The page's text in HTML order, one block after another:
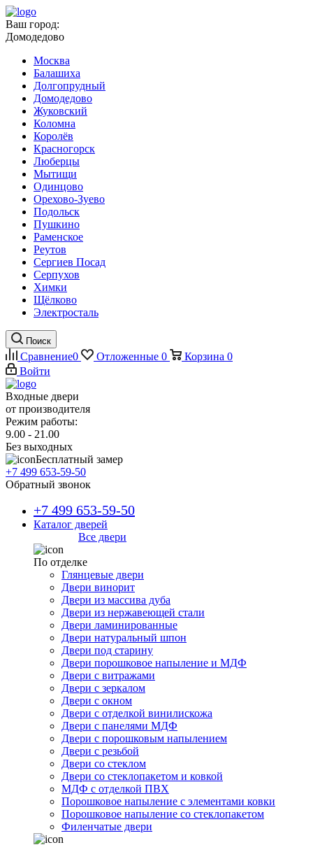
Ваш город:
Домодедово
Москва
Балашиха
Долгопрудный
Домодедово
Жуковский
Коломна
Королёв
Красногорск
Люберцы
Мытищи
Одинцово
Орехово-Зуево
Подольск
Пушкино
Раменское
Реутов
Сергиев Посад
Серпухов
Химки
Щёлково
Электросталь
Поиск
Сравнение0 Отложенные 0 Корзина 0
Войти
Входные двери
от производителя
Режим работы:
9.00 - 21.00
Без выходных
Бесплатный замер
+7 499 653-59-50
Обратный звонок
+7 499 653-59-50
Каталог дверей
Все двери
По отделке
Глянцевые двери
Двери винорит
Двери из массива дуба
Двери из нержавеющей стали
Двери ламинированные
Двери натуральный шпон
Двери под старину
Двери порошковое напыление и МДФ
Двери с витражами
Двери с зеркалом
Двери с окном
Двери с отделкой винилискожа
Двери с панелями МДФ
Двери с порошковым напылением
Двери с резьбой
Двери со стеклом
Двери со стеклопакетом и ковкой
МДФ с отделкой ПВХ
Порошковое напыление с элементами ковки
Порошковое напыление со стеклопакетом
Филенчатые двери